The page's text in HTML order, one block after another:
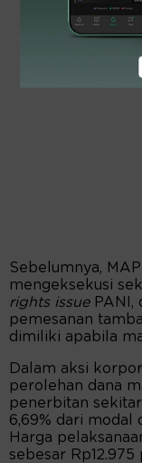
Sebelumnya,
mengeksekusi
rights issuePANI,
pemesanan
dimiliki apabila
Dalam aksi
perolehan dana
penerbitan sekitar
6,69% dari modal
Harga
sebesar Rp12.975